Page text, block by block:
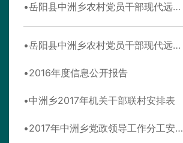
岳阳县中洲乡农村党员干部现代远程教育2017年5月学习计划
岳阳县中洲乡农村党员干部现代远程教育2017年4月份学习计划
2016年度信息公开报告
中洲乡2017年机关干部联村安排表
2017年中洲乡党政领导工作分工安排表